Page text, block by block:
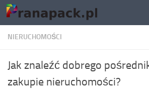
Skip to content
NIERUCHOMOŚCI
Jak znaleźć dobrego
zakupie nieruchomości?